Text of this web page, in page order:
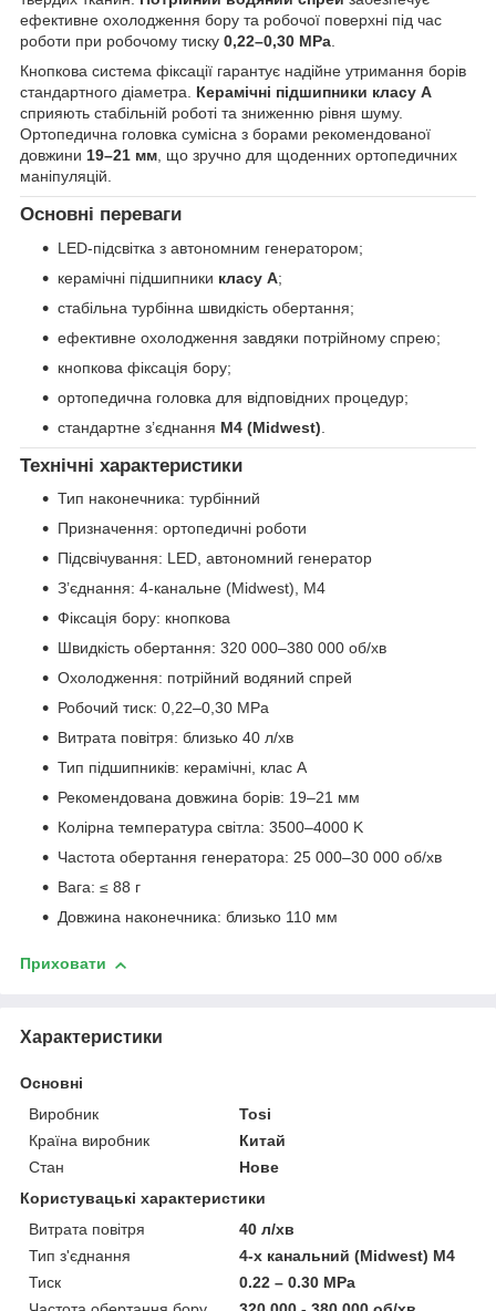
ефективне охолодження бору та робочої поверхні під час
роботи при робочому тиску 0,22–0,30 MPa
Кнопкова система фіксації гарантує надійне утримання борів
стандартного діаметра. Керамічні підшипники класу A
сприяють стабільній роботі та зниженню рівня шуму.
Ортопедична головка сумісна з борами рекомендованої
довжини 19–21 мм , що зручно для щоденних ортопедичних
маніпуляцій.
Основні переваги
LED-підсвітка з автономним генератором;
керамічні підшипники класу A;
стабільна турбінна швидкість обертання;
ефективне охолодження завдяки потрійному спрею;
кнопкова фіксація бору;
ортопедична головка для відповідних процедур;
стандартне з’єднання М4 (Midwest)
Технічні характеристики
Тип наконечника: турбінний
Призначення: ортопедичні роботи
Підсвічування: LED, автономний генератор
З’єднання: 4-канальне (Midwest), М4
Фіксація бору: кнопкова
Швидкість обертання: 320 000–380 000 об/хв
Охолодження: потрійний водяний спрей
Робочий тиск: 0,22–0,30 MPa
Витрата повітря: близько 40 л/хв
Тип підшипників: керамічні, клас A
Рекомендована довжина борів: 19–21 мм
Колірна температура світла: 3500–4000 K
Частота обертання генератора: 25 000–30 000 об/хв
Вага: ≤ 88 г
Довжина наконечника: близько 110 мм
Приховати
Характеристики
Основні
Виробник
Tosi
Країна виробник
Китай
Стан
Нове
Користувацькі характеристики
Витрата повітря
40 л/хв
Тип з'єднання
4-х канальний (Midwest) М4
Тиск
0.22 – 0.30 MPa